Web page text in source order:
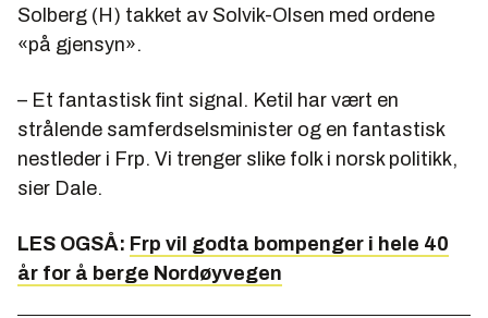
Solberg (H) takket av Solvik-Olsen med ordene
«på gjensyn».
– Et fantastisk fint signal. Ketil har vært en
strålende samferdselsminister og en fantastisk
nestleder i Frp. Vi trenger slike folk i norsk politikk,
sier Dale.
LES OGSÅ: Frp vil godta bompenger i hele 40
år for å berge Nordøyvegen